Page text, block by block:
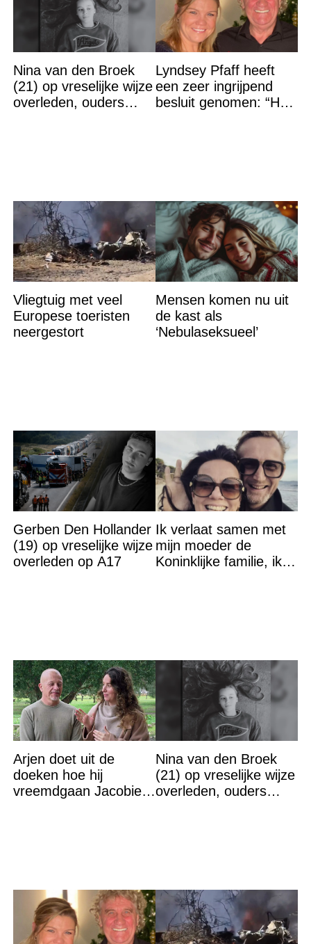
Nina van den Broek
(21) op vreselijke wijze
overleden, ouders
Lyndsey Pfaff heeft
een zeer ingrijpend
besluit genomen: “Het
Vliegtuig met veel
Europese toeristen
neergestort
Mensen komen nu uit
de kast als
‘Nebulaseksueel’
Gerben Den Hollander
(19) op vreselijke wijze
overleden op A17
Ik verlaat samen met
mijn moeder de
Koninklijke familie, ik
Arjen doet uit de
doeken hoe hij
vreemdgaan Jacobien
Nina van den Broek
(21) op vreselijke wijze
overleden, ouders